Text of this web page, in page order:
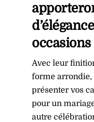
occasions
Avec leur
forme arrondie,
présenter vos
pour un
autre